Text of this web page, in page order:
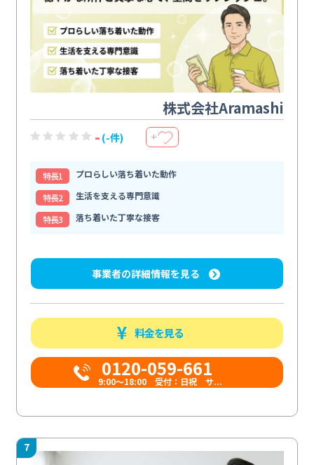
株式会社Aramashi
- (-件) ＋
特⻑1
プロらしい落ち着いた動作
特⻑2
生活を支える専門意識
特⻑3
落ち着いた丁寧な接客
事業者の詳細情報を見る
料金を見る
0120-059-661
9:00〜18:00 受付：日祝 サ...
7